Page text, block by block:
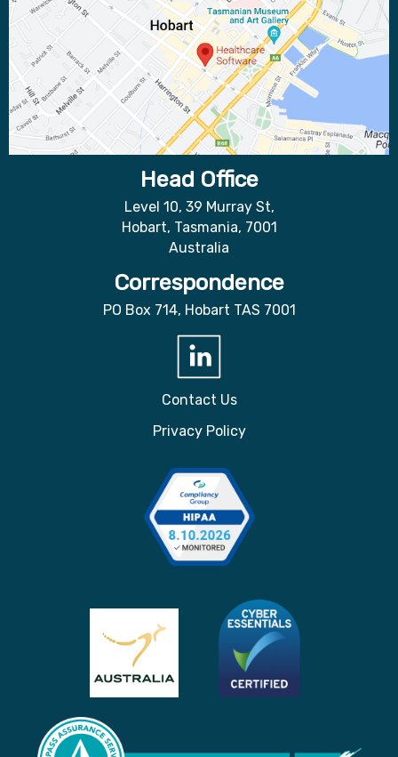
Head Office
Level 10, 39 Murray St,
Hobart, Tasmania, 7001
Australia
Correspondence
PO Box 714, Hobart TAS 7001
Contact Us
Privacy Policy